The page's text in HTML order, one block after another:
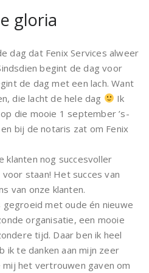
gloria
dag dat Fenix Services alweer
begint de dag voor
de dag met een lach. Want
die lacht de hele dag
Ik
die mooie 1 september ’s-
bij de notaris zat om Fenix
klanten nog succesvoller
staan! Het succes van
van onze klanten.
gegroeid met oude én nieuwe
organisatie, een mooie
tijd. Daar ben ik heel
ik te danken aan mijn zeer
het vertrouwen gaven om